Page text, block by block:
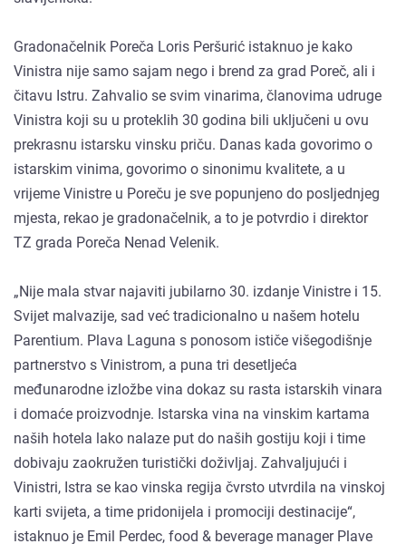
Gradonačelnik Poreča Loris Peršurić istaknuo je kako
Vinistra nije samo sajam nego i brend za grad Poreč, ali i
čitavu Istru. Zahvalio se svim vinarima, članovima udruge
Vinistra koji su u proteklih 30 godina bili uključeni u ovu
prekrasnu istarsku vinsku priču. Danas kada govorimo o
istarskim vinima, govorimo o sinonimu kvalitete, a u
vrijeme Vinistre u Poreču je sve popunjeno do posljednjeg
mjesta, rekao je gradonačelnik, a to je potvrdio i direktor
TZ grada Poreča Nenad Velenik.
„Nije mala stvar najaviti jubilarno 30. izdanje Vinistre i 15.
Svijet malvazije, sad već tradicionalno u našem hotelu
Parentium. Plava Laguna s ponosom ističe višegodišnje
partnerstvo s Vinistrom, a puna tri desetljeća
međunarodne izložbe vina dokaz su rasta istarskih vinara
i domaće proizvodnje. Istarska vina na vinskim kartama
naših hotela lako nalaze put do naših gostiju koji i time
dobivaju zaokružen turistički doživljaj. Zahvaljujući i
Vinistri, Istra se kao vinska regija čvrsto utvrdila na vinskoj
karti svijeta, a time pridonijela i promociji destinacije“,
istaknuo je Emil Perdec, food & beverage manager Plave